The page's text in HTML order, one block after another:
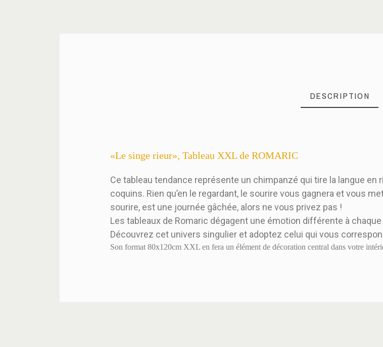
DESCRIPTION
«Le singe rieur», Tableau XXL de ROMARIC
Ce tableau tendance représente un chimpanzé qui tire la langue
coquins. Rien qu’en le regardant, le sourire vous gagnera et vous
sourire, est une journée gâchée, alors ne vous privez pas !
Les tableaux de Romaric dégagent une émotion différente à
Découvrez cet univers singulier et adoptez celui qui vous
Son format 80x120cm XXL en fera un élément de décoration central dans votre